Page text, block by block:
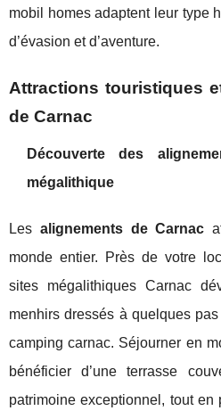
mobil homes adaptent leur type
d’évasion et d’aventure.
Attractions touristiques
de Carnac
Découverte des
mégalithique
Les alignements de Carnac
monde entier. Près de votre
sites mégalithiques Carnac
menhirs dressés à quelques
camping carnac. Séjourner en
bénéficier d’une terrasse
patrimoine exceptionnel, tout en